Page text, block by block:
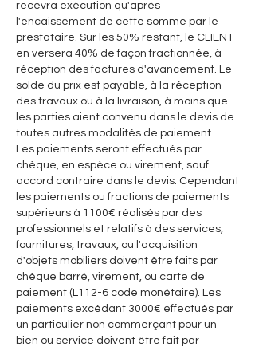
recevra exécution qu'après
l'encaissement de cette somme par le
prestataire. Sur les 50% restant, le CLIENT
en versera 40% de façon fractionnée, à
réception des factures d'avancement. Le
solde du prix est payable, à la réception
des travaux ou à la livraison, à moins que
les parties aient convenu dans le devis de
toutes autres modalités de paiement.
Les paiements seront effectués par
chèque, en espèce ou virement, sauf
accord contraire dans le devis. Cependant
les paiements ou fractions de paiements
supérieurs à 1100€ réalisés par des
professionnels et relatifs à des services,
fournitures, travaux, ou l'acquisition
d'objets mobiliers doivent être faits par
chèque barré, virement, ou carte de
paiement (L112-6 code monétaire). Les
paiements excédant 3000€ effectués par
un particulier non commerçant pour un
bien ou service doivent être fait par